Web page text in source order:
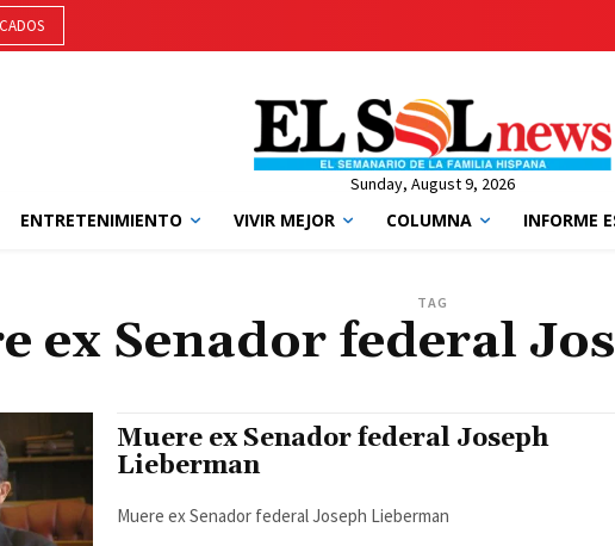
Sunday, August 9, 2026
ENTRETENIMIENTO VIVIR MEJOR COLUMNA INFORME
TAG
ex Senador federal
Muere ex Senador federal Joseph
Lieberman
Muere ex Senador federal Joseph Lieberman